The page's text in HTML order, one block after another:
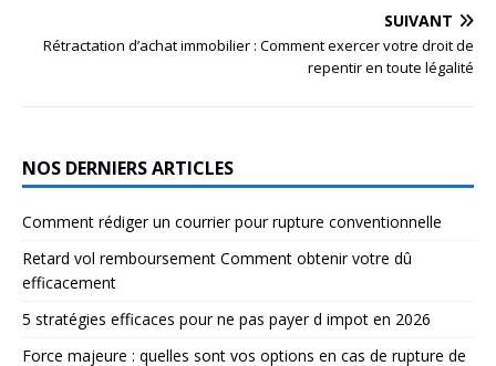
SUIVANT
Rétractation d’achat immobilier : Comment exercer votre droit de
repentir en toute légalité
NOS DERNIERS ARTICLES
Comment rédiger un courrier pour rupture conventionnelle
Retard vol remboursement Comment obtenir votre dû
efficacement
5 stratégies efficaces pour ne pas payer d impot en 2026
Force majeure : quelles sont vos options en cas de rupture de